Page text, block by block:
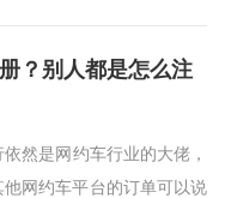
？别人都是怎么注
然是网约车行业的大佬，
网约车平台的订单可以说